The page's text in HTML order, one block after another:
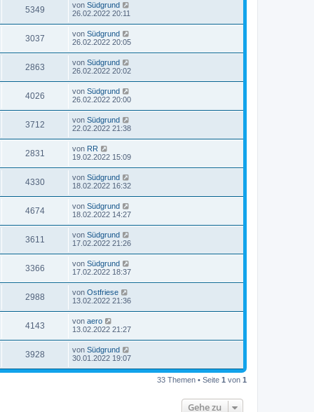
5349 von Südgrund
26.02.2022 20:11
3037 von Südgrund
26.02.2022 20:05
2863 von Südgrund
26.02.2022 20:02
4026 von Südgrund
26.02.2022 20:00
3712 von Südgrund
22.02.2022 21:38
2831 von RR
19.02.2022 15:09
4330 von Südgrund
18.02.2022 16:32
4674 von Südgrund
18.02.2022 14:27
3611 von Südgrund
17.02.2022 21:26
3366 von Südgrund
17.02.2022 18:37
2988 von Ostfriese
13.02.2022 21:36
4143 von aero
13.02.2022 21:27
3928 von Südgrund
30.01.2022 19:07
33 Themen • Seite 1 von 1
Gehe zu